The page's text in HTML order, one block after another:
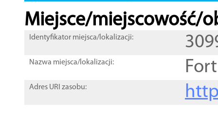
Miejsce/miejscowość/
Identyfikator miejsca/lokalizacji:
Nazwa miejsca/lokalizacji:
Adres URI zasobu: